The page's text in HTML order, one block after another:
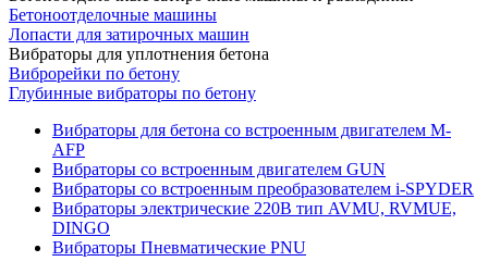
Бетоноотделочные машины
Лопасти для затирочных машин
Вибраторы для уплотнения бетона
Виброрейки по бетону
Глубинные вибраторы по бетону
Вибраторы для бетона со встроенным двигателем M-
AFP
Вибраторы со встроенным двигателем GUN
Вибраторы со встроенным преобразователем i-SPYDER
Вибраторы электрические 220B тип AVMU, RVMUE,
DINGO
Вибраторы Пневматические PNU